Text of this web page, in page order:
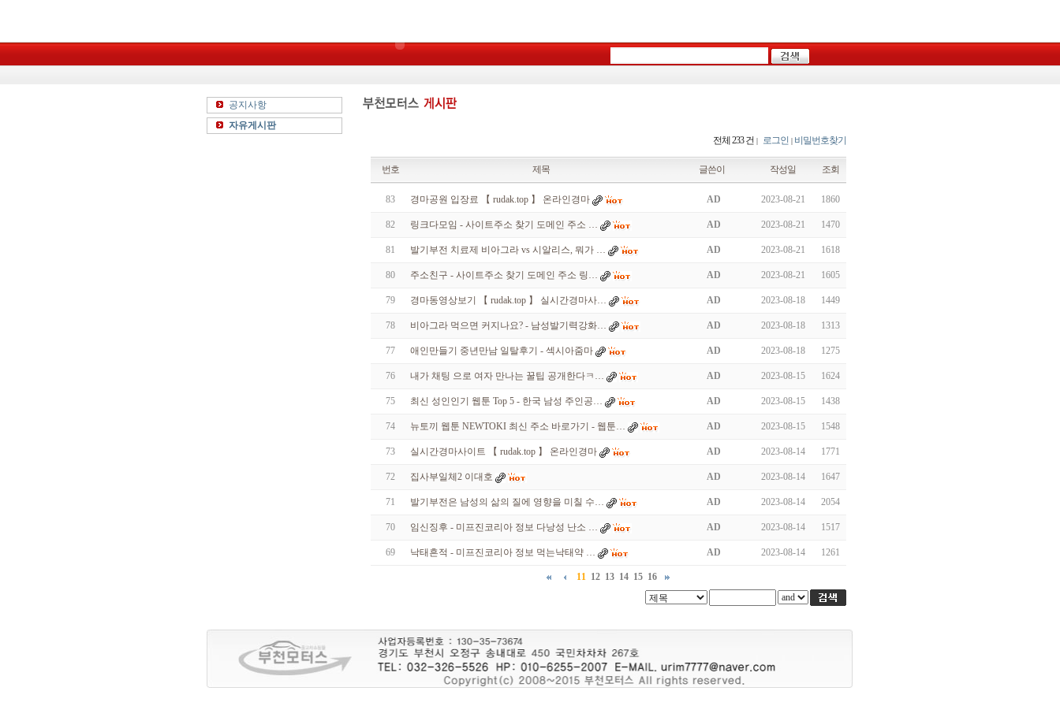
공지사항
자유게시판
전체 233 건 | 로그인 | 비밀번호찾기
번호 제목 글쓴이 작성일 조회
83 경마공원 입장료 【 rudak.top 】 온라인경마 AD 2023-08-21 1860
82 링크다모임 - 사이트주소 찾기 도메인 주소 … AD 2023-08-21 1470
81 발기부전 치료제 비아그라 vs 시알리스, 뭐가 … AD 2023-08-21 1618
80 주소친구 - 사이트주소 찾기 도메인 주소 링… AD 2023-08-21 1605
79 경마동영상보기 【 rudak.top 】 실시간경마사… AD 2023-08-18 1449
78 비아그라 먹으면 커지나요? - 남성발기력강화… AD 2023-08-18 1313
77 애인만들기 중년만남 일탈후기 - 섹시아줌마 AD 2023-08-18 1275
76 내가 채팅 으로 여자 만나는 꿀팁 공개한다ㅋ… AD 2023-08-15 1624
75 최신 성인인기 웹툰 Top 5 - 한국 남성 주인공… AD 2023-08-15 1438
74 뉴토끼 웹툰 NEWTOKI 최신 주소 바로가기 - 웹툰… AD 2023-08-15 1548
73 실시간경마사이트 【 rudak.top 】 온라인경마 AD 2023-08-14 1771
72 집사부일체2 이대호 AD 2023-08-14 1647
71 발기부전은 남성의 삶의 질에 영향을 미칠 수… AD 2023-08-14 2054
70 임신징후 - 미프진코리아 정보 다낭성 난소 … AD 2023-08-14 1517
69 낙태흔적 - 미프진코리아 정보 먹는낙태약 … AD 2023-08-14 1261
11 12 13 14 15 16